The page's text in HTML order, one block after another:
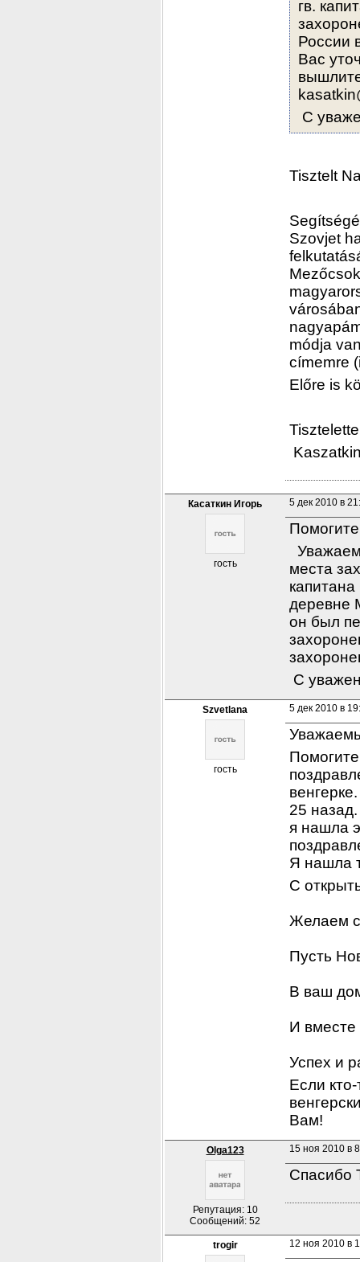
гв.
России
Вас
С
Tisztelt
Szovjet
módja
címemre
Előre is
Касаткин Игорь
гость
5 дек 2010 в
места
деревне
он был
С
Szvetlana
гость
5 дек 2010 в
25
я нашла
Я нашла
С
Желаем
Пусть
В ваш
И
Успех и
Если
Вам!
Olga123
Репутация: 10
Сообщений: 52
15 ноя 2010 в
Спасибо
trogir 12 ноя 2010 в